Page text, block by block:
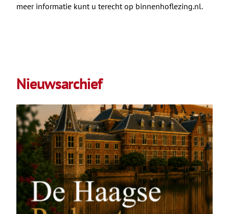
meer informatie kunt u terecht op binnenhoflezing.nl.
Nieuwsarchief